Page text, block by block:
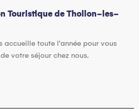
Touristique de Thollon-les-
accueille toute l'année pour vous
votre séjour chez nous.